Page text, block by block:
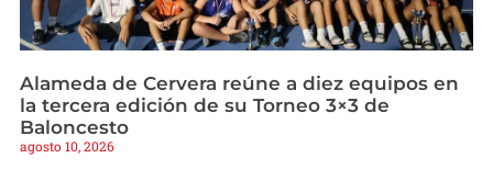
Alameda de Cervera reúne a diez equipos en
la tercera edición de su Torneo 3×3 de
Baloncesto
agosto 10, 2026